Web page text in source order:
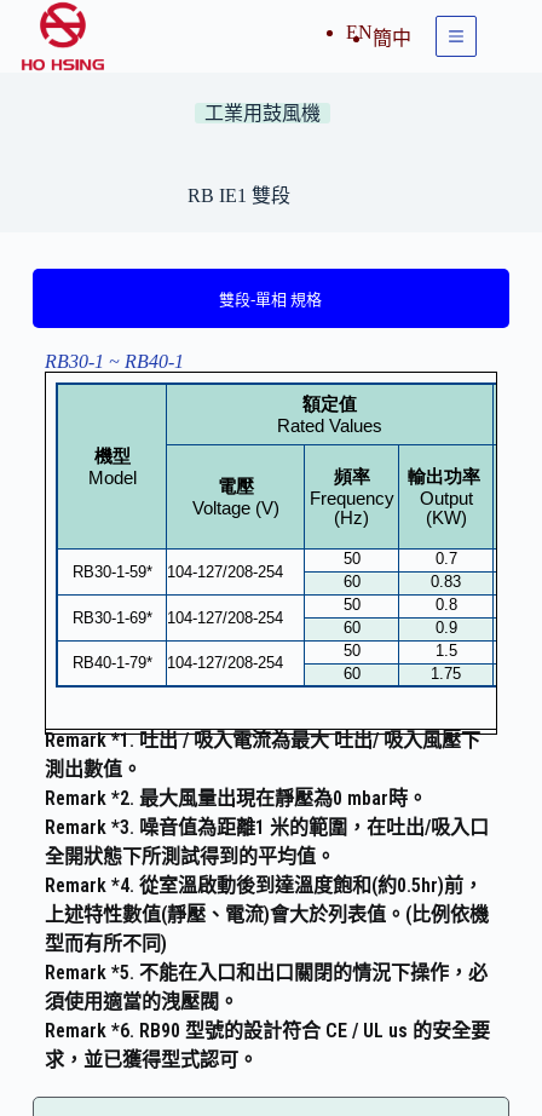
EN簡中
工業用鼓風機
RB IE1 雙段
雙段-單相 規格
RB30-1 ~ RB40-1
Remark *1. 吐出 / 吸入電流為最大 吐出/ 吸入風壓下
測出數值。
Remark *2. 最大風量出現在靜壓為0 mbar時。
Remark *3. 噪音值為距離1 米的範圍，在吐出/吸入口
全開狀態下所測試得到的平均值。
Remark *4. 從室溫啟動後到達溫度飽和(約0.5hr)前，
上述特性數值(靜壓、電流)會大於列表值。(比例依機
型而有所不同)
Remark *5. 不能在入口和出口關閉的情況下操作，必
須使用適當的洩壓閥。
Remark *6. RB90 型號的設計符合 CE / UL us 的安全要
求，並已獲得型式認可。